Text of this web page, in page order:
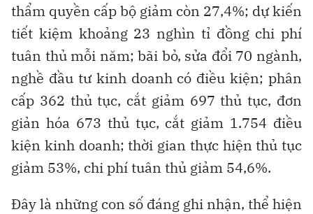
thẩm quyền cấp bộ giảm còn 27,4%; dự kiến
tiết kiệm khoảng 23 nghìn tỉ đồng chi phí
tuân thủ mỗi năm; bãi bỏ, sửa đổi 70 ngành,
nghề đầu tư kinh doanh có điều kiện; phân
cấp 362 thủ tục, cắt giảm 697 thủ tục, đơn
giản hóa 673 thủ tục, cắt giảm 1.754 điều
kiện kinh doanh; thời gian thực hiện thủ tục
giảm 53%, chi phí tuân thủ giảm 54,6%.
Đây là những con số đáng ghi nhận, thể hiện